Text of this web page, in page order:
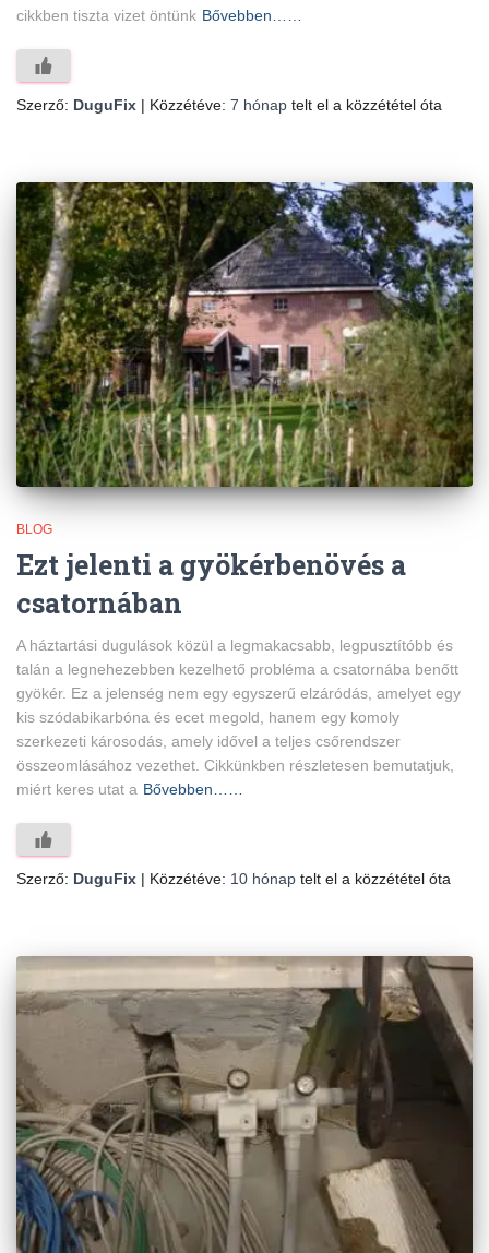
cikkben tiszta vizet öntünk Bővebben……
Szerző: DuguFix | Közzétéve: 7 hónap telt el a közzététel óta
BLOG
Ezt jelenti a gyökérbenövés a
csatornában
A háztartási dugulások közül a legmakacsabb, legpusztítóbb és
talán a legnehezebben kezelhető probléma a csatornába benőtt
gyökér. Ez a jelenség nem egy egyszerű elzáródás, amelyet egy
kis szódabikarbóna és ecet megold, hanem egy komoly
szerkezeti károsodás, amely idővel a teljes csőrendszer
összeomlásához vezethet. Cikkünkben részletesen bemutatjuk,
miért keres utat a Bővebben……
Szerző: DuguFix | Közzétéve: 10 hónap telt el a közzététel óta